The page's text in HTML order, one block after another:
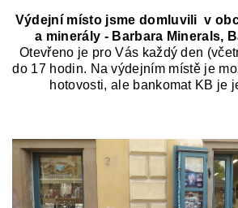
Výdejní místo jsme domluvili v
a minerály - Barbara Minerals,
Otevřeno je pro Vás každý den
do 17 hodin. Na výdejním místě je
hotovosti, ale bankomat KB je